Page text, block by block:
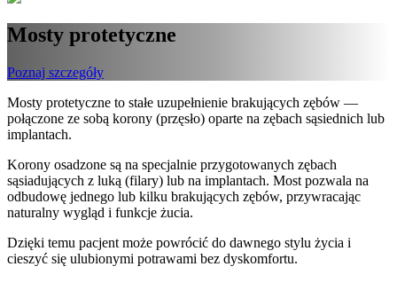
Mosty protetyczne
Poznaj szczegóły
Mosty protetyczne to stałe uzupełnienie brakujących zębów —
połączone ze sobą korony (przęsło) oparte na zębach sąsiednich lub
implantach.
Korony osadzone są na specjalnie przygotowanych zębach
sąsiadujących z luką (filary) lub na implantach. Most pozwala na
odbudowę jednego lub kilku brakujących zębów, przywracając
naturalny wygląd i funkcje żucia.
Dzięki temu pacjent może powrócić do dawnego stylu życia i
cieszyć się ulubionymi potrawami bez dyskomfortu.